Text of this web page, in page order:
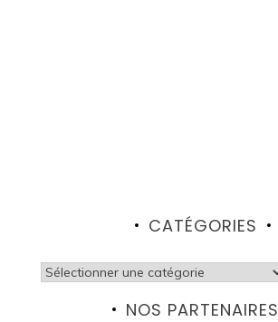
CATÉGORIES
Catégories
NOS PARTENAIRES